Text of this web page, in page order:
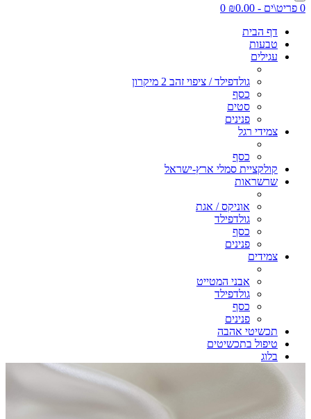
0 פריט\ים - ₪0.00
0
דף הבית
טבעות
עגילים
גולדפילד / ציפוי זהב 2 מיקרון
כסף
סטים
פנינים
צמידי רגל
כסף
קולקציית סמלי ארץ-ישראל
שרשראות
אוניקס / אגת
גולדפילד
כסף
פנינים
צמידים
אבני המטייט
גולדפילד
כסף
פנינים
תכשיטי אהבה
טיפול בתכשיטים
בלוג